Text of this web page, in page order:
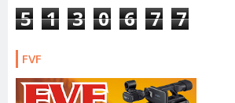
5 1 3 0 6 7 7
FVF